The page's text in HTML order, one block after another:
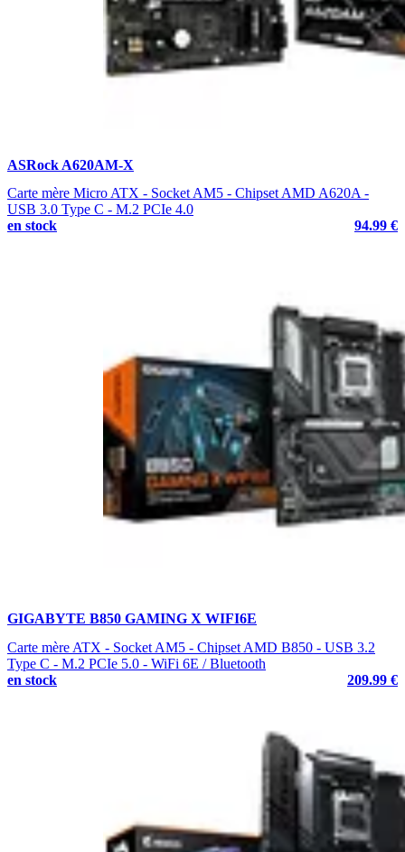
ASRock A620AM-X
Carte mère Micro ATX - Socket AM5 - Chipset AMD A620A -
USB 3.0 Type C - M.2 PCIe 4.0
en stock
94.99 €
GIGABYTE B850 GAMING X WIFI6E
Carte mère ATX - Socket AM5 - Chipset AMD B850 - USB 3.2
Type C - M.2 PCIe 5.0 - WiFi 6E / Bluetooth
en stock
209.99 €